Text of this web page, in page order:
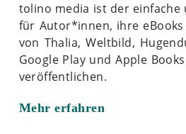
tolino media ist der einfache
für Autor*innen, ihre
von Thalia, Weltbild,
Google Play und Apple
veröffentlichen.
Mehr erfahren